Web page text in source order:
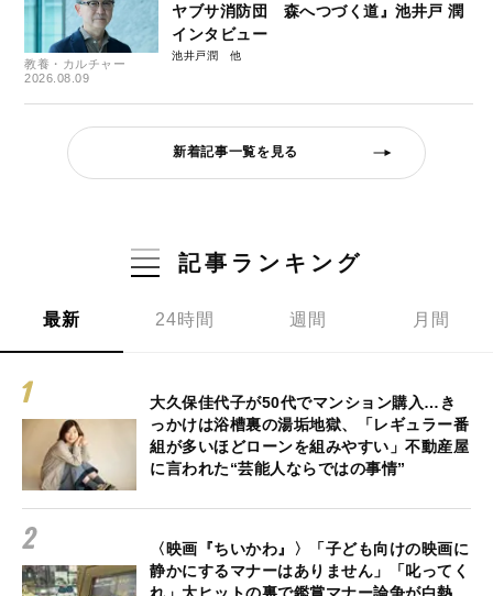
教養・カルチャー
2026.08.09
ヤブサ消防団 森へつづく道』池井戸 潤
インタビュー
池井戸潤
新着記事一覧を見る
記事ランキング
最新 24時間 週間 月間
大久保佳代子が50代でマンション購入…き
っかけは浴槽裏の湯垢地獄、「レギュラー番
組が多いほどローンを組みやすい」不動産屋
に言われた“芸能人ならではの事情”
〈映画『ちいかわ』〉「子ども向けの映画に
静かにするマナーはありません」「叱ってく
れ」大ヒットの裏で鑑賞マナー論争が白熱